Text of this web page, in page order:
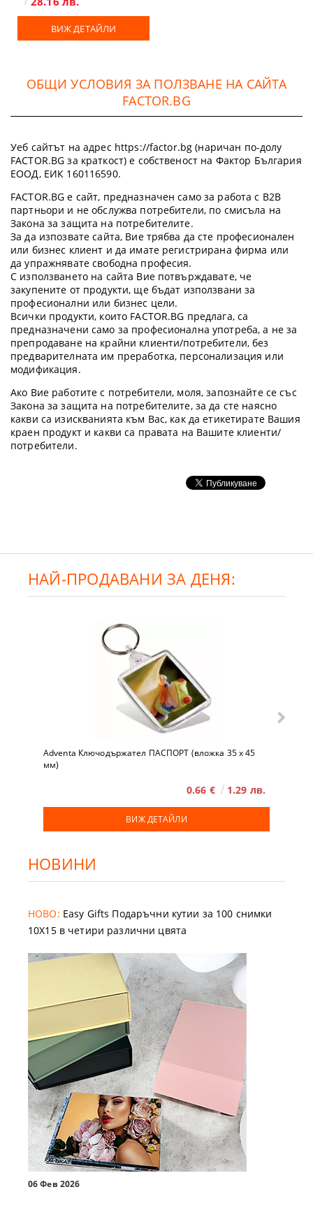
ВИЖ ДЕТАЙЛИ
ОБЩИ УСЛОВИЯ ЗА ПОЛЗВАНЕ НА САЙТА
FACTOR.BG
Уеб сайтът на адрес https://factor.bg (наричан по-долу
FACTOR.BG за краткост) е собственост на Фактор България
ЕООД, ЕИК 160116590.
FACTOR.BG е сайт, предназначен само за работа с B2B
партньори и не обслужва потребители, по смисъла на
Закона за защита на потребителите.
За да изпозвате сайта, Вие трябва да сте професионален
или бизнес клиент и да имате регистрирана фирма или
да упражнявате свободна професия.
С използването на сайта Вие потвърждавате, че
закупените от продукти, ще бъдат използвани за
професионални или бизнес цели.
Всички продукти, които FACTOR.BG предлага, са
предназначени само за професионална употреба, а не за
препродаване на крайни клиенти/потребители, без
предварителната им преработка, персонализация или
модификация.
Ако Вие работите с потребители, моля, запознайте се със
Закона за защита на потребителите, за да сте наясно
какви са изискванията към Вас, как да етикетирате Вашия
краен продукт и какви са правата на Вашите клиенти/
потребители.
НАЙ-ПРОДАВАНИ ЗА ДЕНЯ:
Adventa Ключодържател ПАСПОРТ (вложка 35 x 45
мм)
0.66 € 1.29 лв.
ВИЖ ДЕТАЙЛИ
НОВИНИ
НОВО: Easy Gifts Подаръчни кутии за 100 снимки
10X15 в четири различни цвята
06 Фев 2026